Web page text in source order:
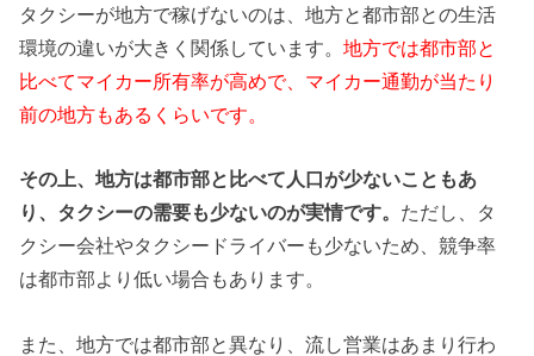
タクシーが地方で稼げないのは、地方と都市部との生活
環境の違いが大きく関係しています。地方では都市部と
比べてマイカー所有率が高めで、マイカー通勤が当たり
前の地方もあるくらいです。
その上、地方は都市部と比べて人口が少ないこともあ
り、タクシーの需要も少ないのが実情です。 ただし、タ
クシー会社やタクシードライバーも少ないため、競争率
は都市部より低い場合もあります。
また、地方では都市部と異なり、流し営業はあまり行わ